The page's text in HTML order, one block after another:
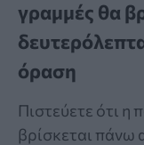
γραμμές θα
όραση
Πιστεύετε ότι η
βρίσκεται πάνω